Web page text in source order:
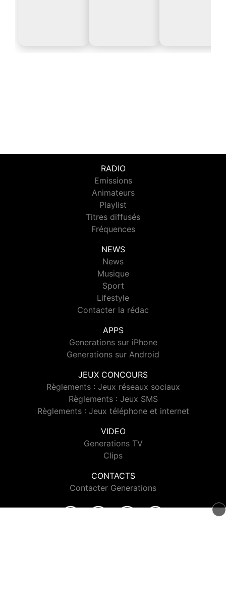
RADIO
Emissions
Animateurs
Playlist
Titres diffusés
Fréquences
NEWS
News
Musique
Sport
Lifestyle
Contacter la rédac
APPS
Generations sur iPhone
Generations sur Android
JEUX CONCOURS
Règlements : Jeux réseaux sociaux
Règlements : Jeux SMS
Règlements : Jeux téléphone et internet
VIDEO
Generations TV
Clips
CONTACTS
Contacter Generations